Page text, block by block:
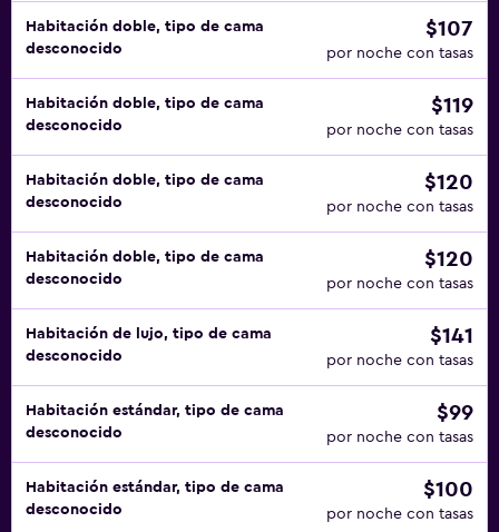
Habitación doble, tipo de cama
desconocido
$107
por noche con tasas
Habitación doble, tipo de cama
desconocido
$119
por noche con tasas
Habitación doble, tipo de cama
desconocido
$120
por noche con tasas
Habitación doble, tipo de cama
desconocido
$120
por noche con tasas
Habitación de lujo, tipo de cama
desconocido
$141
por noche con tasas
Habitación estándar, tipo de cama
desconocido
$99
por noche con tasas
Habitación estándar, tipo de cama
desconocido
$100
por noche con tasas